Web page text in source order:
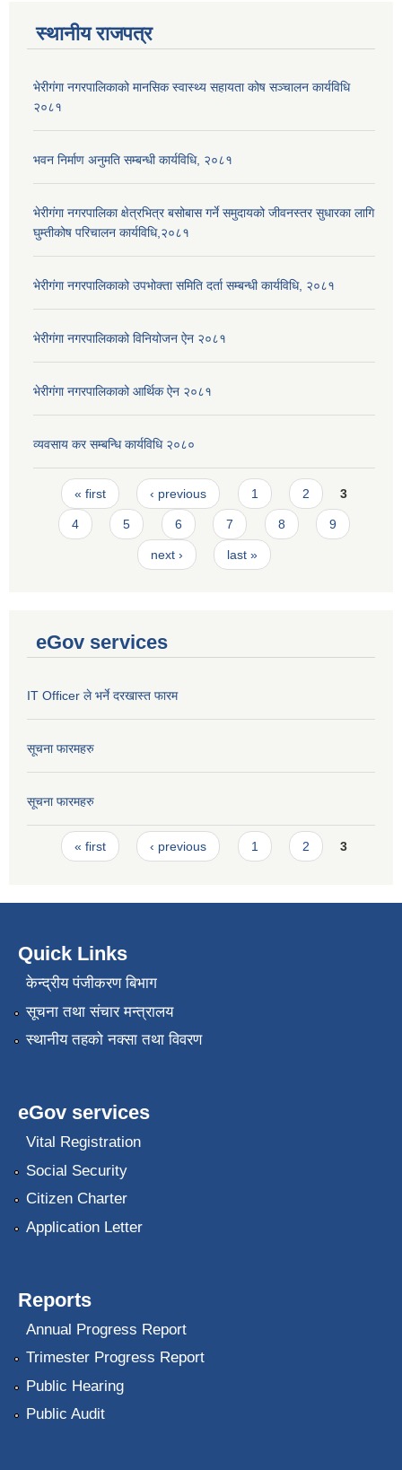
स्थानीय राजपत्र
भेरीगंगा नगरपालिकाको मानसिक स्वास्थ्य सहायता कोष सञ्चालन कार्यविधि
२०८१
भवन निर्माण अनुमति सम्बन्धी कार्यविधि, २०८१
भेरीगंगा नगरपालिका क्षेत्रभित्र बसोबास गर्ने समुदायको जीवनस्तर सुधारका लागि
घुम्तीकोष परिचालन कार्यविधि,२०८१
भेरीगंगा नगरपालिकाको उपभोक्ता समिति दर्ता सम्बन्धी कार्यविधि, २०८१
भेरीगंगा नगरपालिकाको विनियोजन ऐन २०८१
भेरीगंगा नगरपालिकाको आर्थिक ऐन २०८१
व्यवसाय कर सम्बन्धि कार्यविधि २०८०
Pages
« first ‹ previous 1 2 3
4 5 6 7 8 9
next › last »
eGov services
IT Officer ले भर्ने दरखास्त फारम
सूचना फारमहरु
सूचना फारमहरु
Pages
« first ‹ previous 1 2 3
Quick Links
केन्द्रीय पंजीकरण बिभाग
सूचना तथा संचार मन्त्रालय
स्थानीय तहको नक्सा तथा विवरण
eGov services
Vital Registration
Social Security
Citizen Charter
Application Letter
Reports
Annual Progress Report
Trimester Progress Report
Public Hearing
Public Audit